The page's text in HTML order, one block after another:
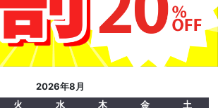
2026年8月
火 水 木 金
土